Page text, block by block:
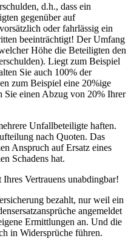
d.h., dass ein
gegenüber auf
oder fahrlässig ein
beeinträchtigt! Der Umfang
Höhe die Beteiligten den
Liegt zum Beispiel
Sie auch 100% der
zum Beispiel eine 20%ige
Sie einen Abzug von 20% Ihrer
Unfallbeteiligte haften.
nach Quoten. Das
Anspruch auf Ersatz eines
Schadens hat.
Ihres Vertrauens unabdingbar!
bezahlt, nur weil ein
angemeldet
Ermittlungen an. Und die
in Widersprüche führen.